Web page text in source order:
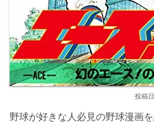
野球が好きな人必見の野球漫画